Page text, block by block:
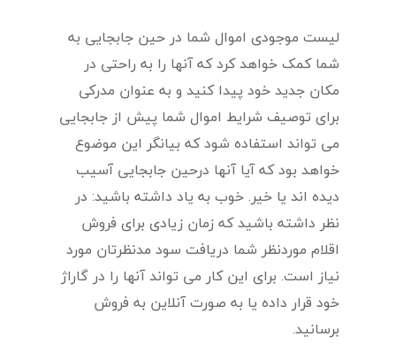
لیست موجودی اموال شما در حین جابجایی به
شما کمک خواهد کرد که آنها را به راحتی در
مکان جدید خود پیدا کنید و به عنوان مدرکی
برای توصیف شرایط اموال شما پیش از جابجایی
می تواند استفاده شود که بیانگر این موضوع
خواهد بود که آیا آنها درحین جابجایی آسیب
دیده اند یا خیر. خوب به یاد داشته باشید: در
نظر داشته باشید که زمان زیادی برای فروش
اقلام موردنظر شما دریافت سود مدنظرتان مورد
نیاز است. برای این کار می تواند آنها را در گاراژ
خود قرار داده یا به صورت آنلاین به فروش
برسانید.